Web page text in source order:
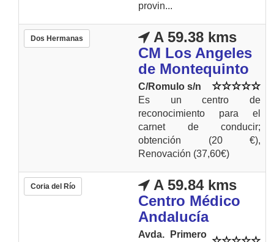
provin...
Dos Hermanas
A 59.38 kms
CM Los Angeles
de Montequinto
C/Romulo s/n
Es un centro de
reconocimiento para el
carnet de conducir;
obtención (20 €),
Renovación (37,60€)
Coria del Río
A 59.84 kms
Centro Médico
Andalucía
Avda. Primero